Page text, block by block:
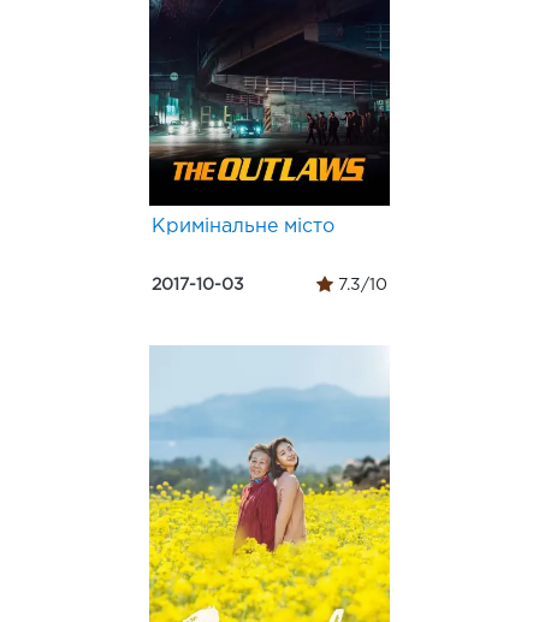
Кримінальне місто
2017-10-03 7.3/10